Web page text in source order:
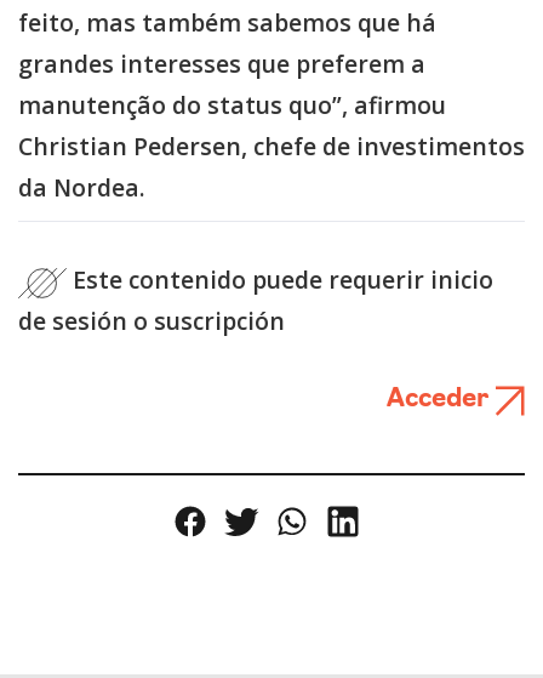
feito, mas também sabemos que há
grandes interesses que preferem a
manutenção do status quo”, afirmou
Christian Pedersen, chefe de investimentos
da Nordea.
Este contenido puede requerir inicio
de sesión o suscripción
Acceder